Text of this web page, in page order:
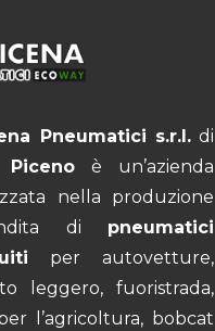
Pneumatici s.r.l.di
è un’azienda
nella produzione
di pneumatici
per autovetture,
leggero, fuoristrada,
l’agricoltura, bobcat